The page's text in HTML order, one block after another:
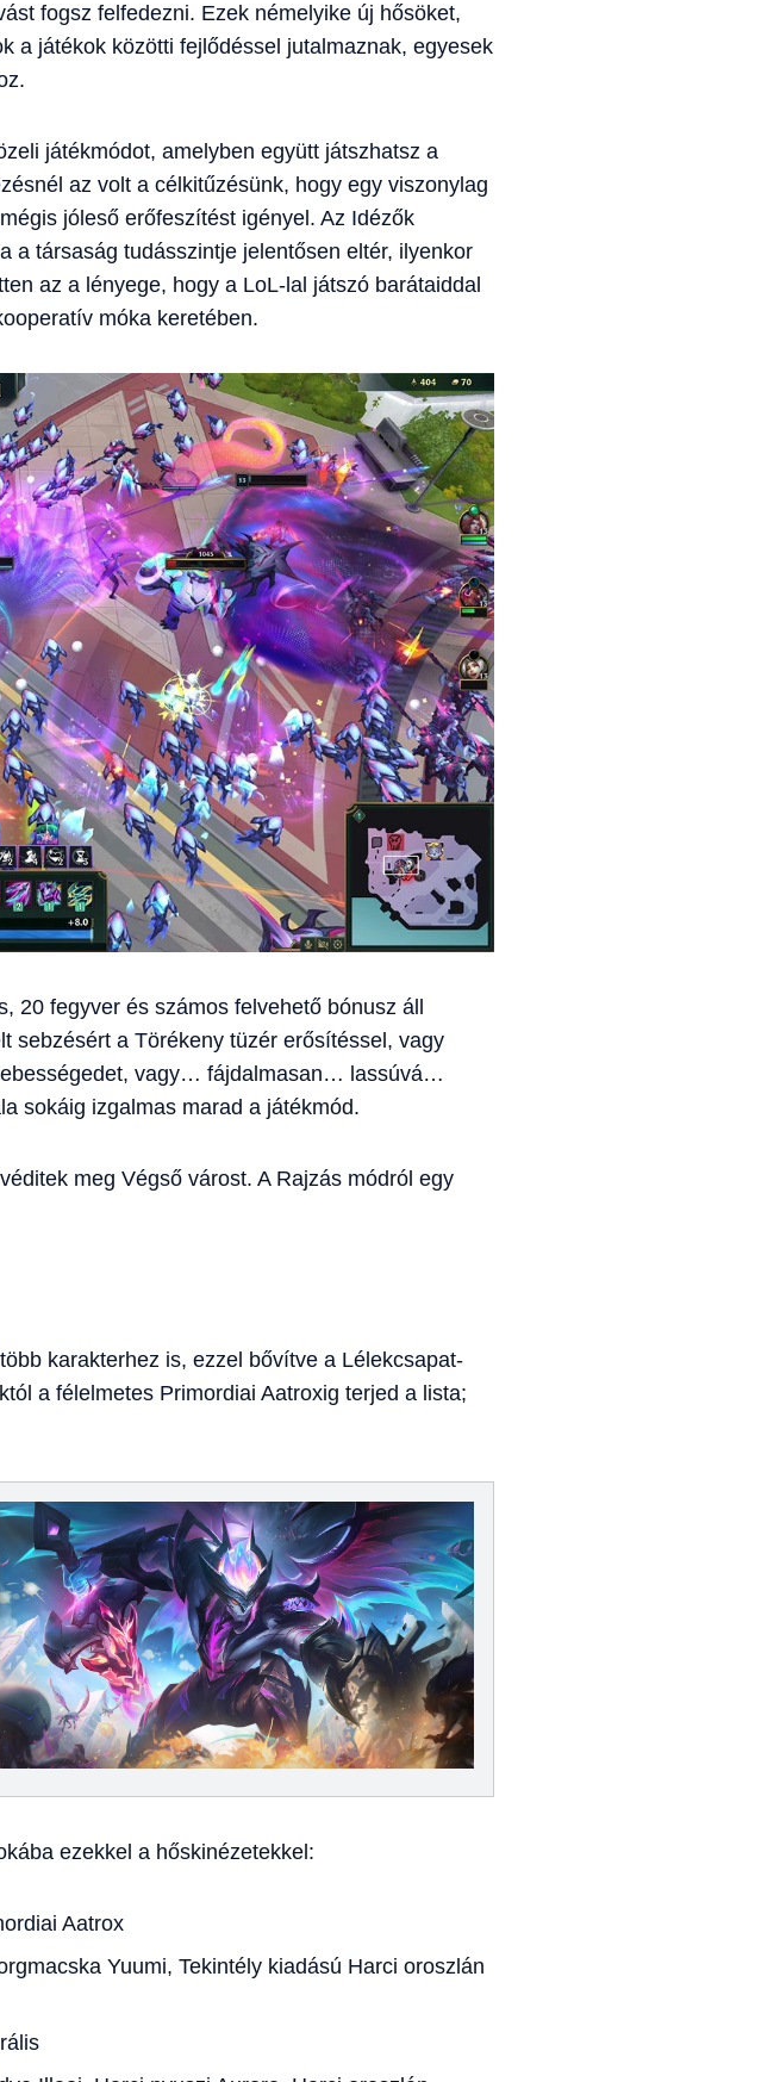
fogsz felfedezni. Ezek némelyike új hősöket,
a játékok közötti fejlődéssel jutalmaznak, egyesek
játékmódot, amelyben együtt játszhatsz a
az volt a célkitűzésünk, hogy egy viszonylag
jóleső erőfeszítést igényel. Az Idézők
a társaság tudásszintje jelentősen eltér, ilyenkor
az a lényege, hogy a LoL-lal játszó barátaiddal
móka keretében.
20 fegyver és számos felvehető bónusz áll
sebzésért a Törékeny tüzér erősítéssel, vagy
vagy… fájdalmasan… lassúvá…
sokáig izgalmas marad a játékmód.
meg Végső várost. A Rajzás módról egy
karakterhez is, ezzel bővítve a Lélekcsapat-
a félelmetes Primordiai Aatroxig terjed a lista;
ezekkel a hőskinézetekkel:
Aatrox
Yuumi, Tekintély kiadású Harci oroszlán